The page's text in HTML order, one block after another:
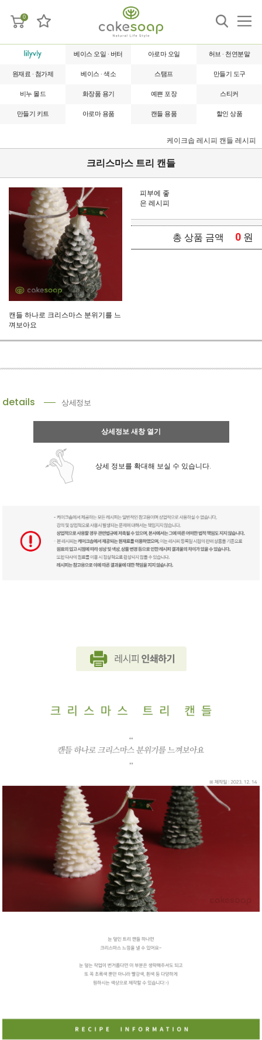
0
베이스 오일 · 버터 아로마 오일 허브 · 천연분말
원재료 · 첨가제 베이스 · 색소 스탬프 만들기 도구
비누 몰드 화장품 용기 예쁜 포장 스티커
만들기 키트 아로마 용품 캔들 용품 할인 상품
케이크솝 레시피 캔들 레시피
크리스마스 트리 캔들
캔들 하나로 크리스마스 분위기를 느
껴보아요
피부에 좋
은 레시피
총 상품 금액 0 원
details 상세정보
상세정보 새창 열기
상세 정보를 확대해 보실 수 있습니다.